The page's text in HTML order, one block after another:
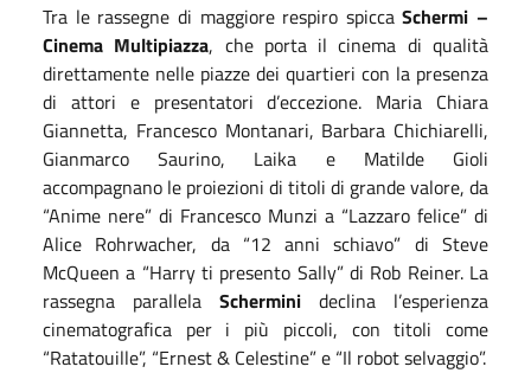
Tra le rassegne di maggiore respiro spiccaSchermi –
Cinema Multipiazza, che porta il cinema di qualità
direttamente nelle piazze dei quartieri con la presenza
di attori e presentatori d’eccezione. Maria Chiara
Giannetta, Francesco Montanari, Barbara Chichiarelli,
Gianmarco Saurino, Laika e Matilde Gioli
accompagnano le proiezioni di titoli di grande valore, da
“Anime nere” di Francesco Munzi a “Lazzaro felice” di
Alice Rohrwacher, da “12 anni schiavo” di Steve
McQueen a “Harry ti presento Sally” di Rob Reiner. La
rassegna parallela Schermini declina l’esperienza
cinematografica per i più piccoli, con titoli come
“Ratatouille”, “Ernest & Celestine” e “Il robot selvaggio”.